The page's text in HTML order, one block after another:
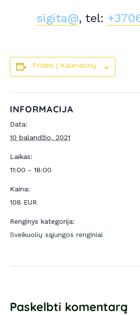
sigita@, tel:
Pridėti Į Kalendorių
INFORMACIJA
Data:
10 balandžio, 2021
Laikas:
11:00 - 18:00
Kaina:
108 EUR
Renginys kategorija:
Sveikuolių sąjungos renginiai
Paskelbti komentarą